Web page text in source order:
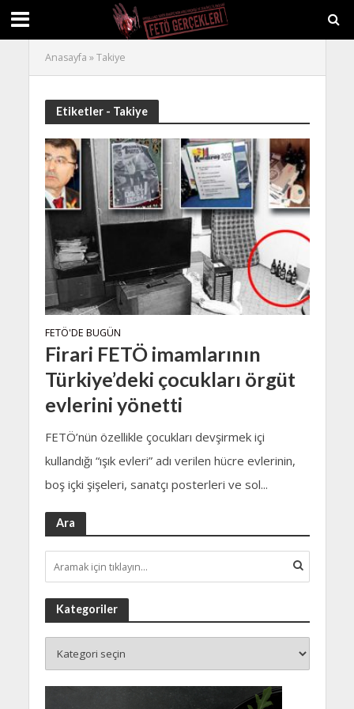
Anasayfa »Takiye
Etiketler - Takiye
FETÖ'DE BUGÜN
Firari FETÖ imamlarının
Türkiye’deki çocukları örgüt
evlerini yönetti
FETÖ’nün özellikle çocukları devşirmek içi
kullandığı “ışık evleri” adı verilen hücre evlerinin,
boş içki şişeleri, sanatçı posterleri ve sol...
Ara
Kategoriler